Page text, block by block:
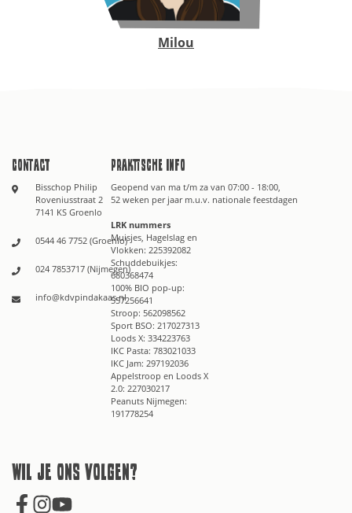
Milou
Contact
Bisschop Philip
Roveniusstraat 2
7141 KS Groenlo
0544 46 7752 (Groenlo)
024 7853717 (Nijmegen)
info@kdvpindakaas.nl
Praktische info
Geopend van ma t/m za van 07:00 - 18:00,
52 weken per jaar m.u.v. nationale feestdagen
LRK nummers
Muisjes, Hagelslag en
Vlokken: 225392082
Schuddebuikjes:
680368474
100% BIO pop-up:
557256641
Stroop: 562098562
Sport BSO: 217027313
Loods X: 334223763
IKC Pasta: 783021033
IKC Jam: 297192036
Appelstroop en Loods X
2.0: 227030217
Peanuts Nijmegen:
191778254
Wil je ons volgen?